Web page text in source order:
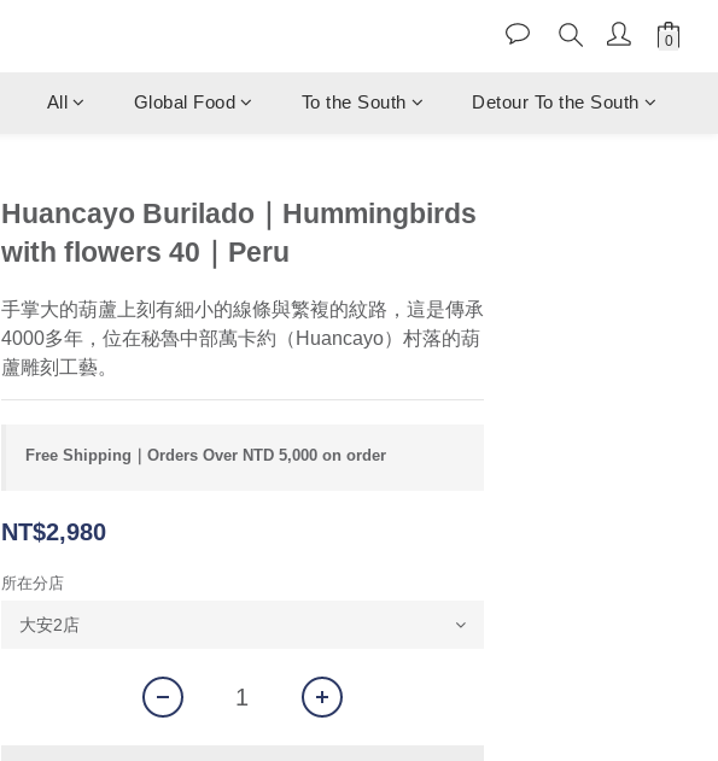
All Global Food To the South Detour To the South
Huancayo Burilado｜Hummingbirds
with flowers 40｜Peru
手掌大的葫蘆上刻有細小的線條與繁複的紋路，這是傳承
4000多年，位在秘魯中部萬卡約（Huancayo）村落的葫
蘆雕刻工藝。
Free Shipping｜Orders Over NTD 5,000 on order
NT$2,980
所在分店